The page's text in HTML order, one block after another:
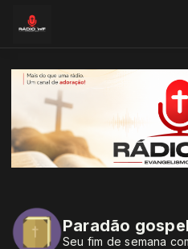
Paradão gospel
Seu fim de semana